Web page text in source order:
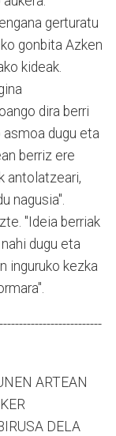
gerturatu
gonbita Azken
kideak.
dira berri
dugu eta
berriz ere
antolatzeari,
nagusia".
"Ideia berriak
dugu eta
inguruko kezka
ARTEAN
DELA